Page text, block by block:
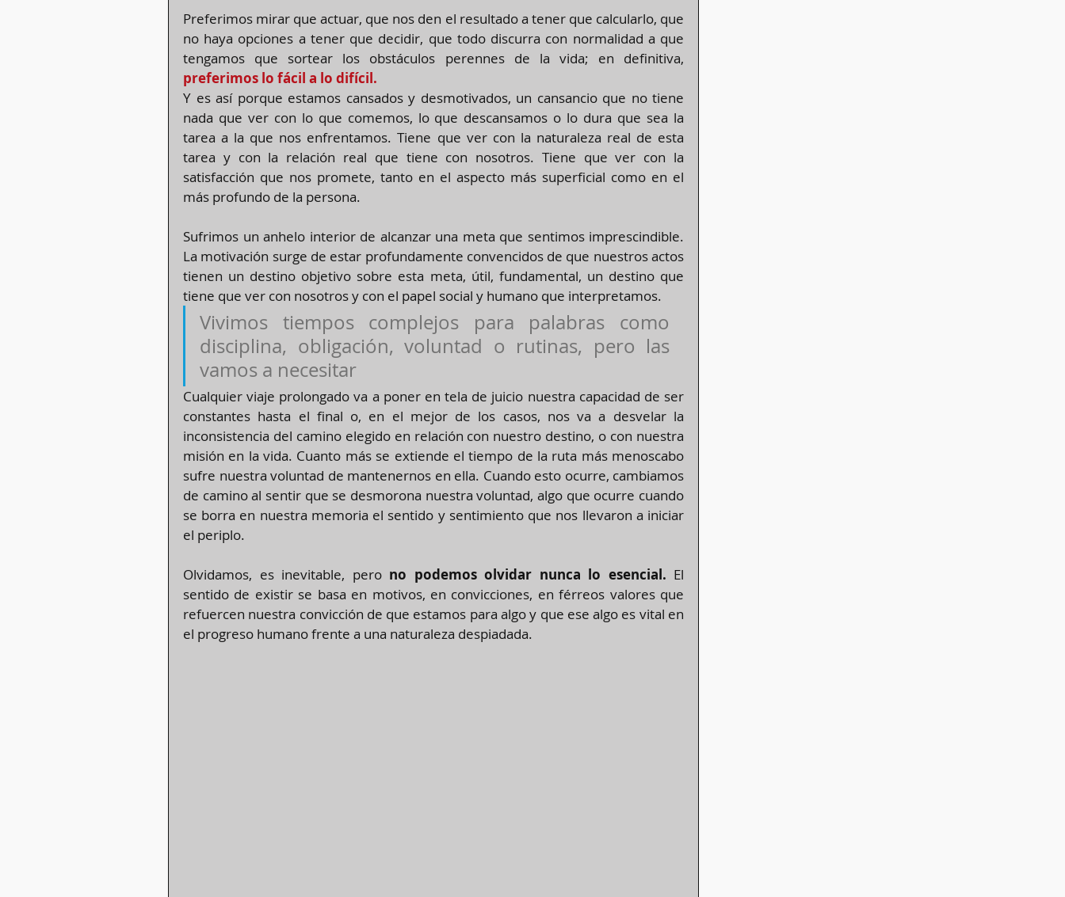
Preferimos mirar que actuar, que nos den el resultado a tener que calcularlo, que
no haya opciones a tener que decidir, que todo discurra con normalidad a que
preferimos lo fácil a lo difícil.
Y es así porque estamos cansados y desmotivados, un cansancio que no tiene
nada que ver con lo que comemos, lo que descansamos o lo dura que sea la
tarea a la que nos enfrentamos. Tiene que ver con la naturaleza real de esta
tarea y con la relación real que tiene con nosotros. Tiene que ver con la
satisfacción que nos promete, tanto en el aspecto más superficial como en el
más profundo de la persona.
Sufrimos un anhelo interior de alcanzar una meta que sentimos imprescindible.
La motivación surge de estar profundamente convencidos de que nuestros actos
tienen un destino objetivo sobre esta meta, útil, fundamental, un destino que
tiene que ver con nosotros y con el papel social y humano que interpretamos.
Vivimos tiempos complejos para palabras como
disciplina, obligación, voluntad o rutinas, pero las
vamos a necesitar
Cualquier viaje prolongado va a poner en tela de juicio nuestra capacidad de ser
constantes hasta el final o, en el mejor de los casos, nos va a desvelar la
inconsistencia del camino elegido en relación con nuestro destino, o con nuestra
misión en la vida. Cuanto más se extiende el tiempo de la ruta más menoscabo
sufre nuestra voluntad de mantenernos en ella. Cuando esto ocurre, cambiamos
de camino al sentir que se desmorona nuestra voluntad, algo que ocurre cuando
se borra en nuestra memoria el sentido y sentimiento que nos llevaron a iniciar
el periplo.
Olvidamos, es inevitable, pero no podemos olvidar nunca lo esencial. El
sentido de existir se basa en motivos, en convicciones, en férreos valores que
refuercen nuestra convicción de que estamos para algo y que ese algo es vital en
el progreso humano frente a una naturaleza despiadada.